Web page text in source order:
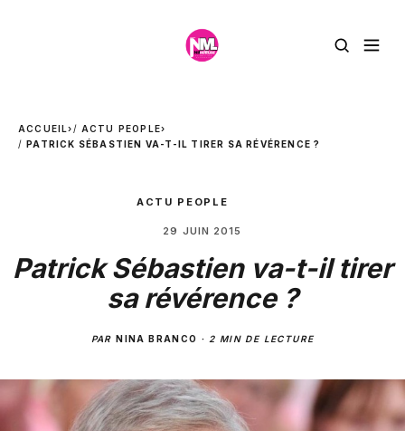
ACCUEIL› ACTU PEOPLE›
PATRICK SÉBASTIEN VA-T-IL TIRER SA RÉVÉRENCE ?
ACTU PEOPLE
29 JUIN 2015
Patrick Sébastien va-t-il tirer
sa révérence ?
PARNINA BRANCO · 2 MIN DE LECTURE